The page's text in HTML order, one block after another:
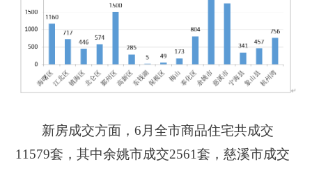
新房成交方面，6月全市商品住宅共成交
11579套，其中余姚市成交2561套，慈溪市成交